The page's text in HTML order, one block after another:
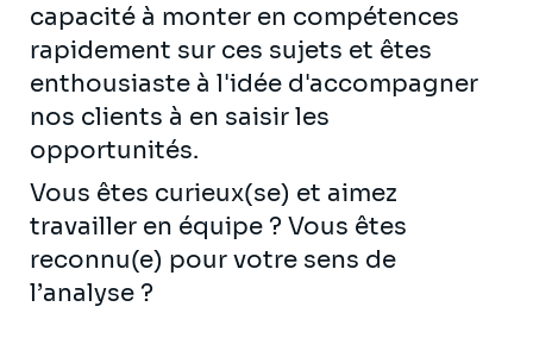
capacité à monter en compétences
rapidement sur ces sujets et êtes
enthousiaste à l'idée d'accompagner
nos clients à en saisir les
opportunités.
Vous êtes curieux(se) et aimez
travailler en équipe ? Vous êtes
reconnu(e) pour votre sens de
l’analyse ?